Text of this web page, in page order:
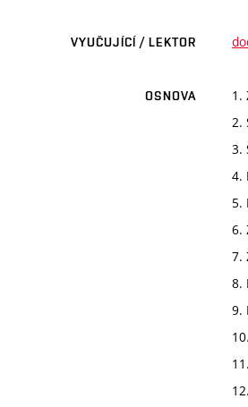
VYUČUJÍCÍ / LEKTOR
OSNOVA
1.
2.
3.
4.
5.
6.
7.
8.
9.